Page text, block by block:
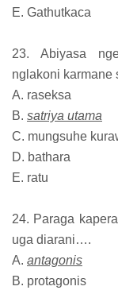
E. Gathutkaca
23. Abiyasa
nglakoni
A. raseksa
B. satriya utama
C. mungsuhe
D. bathara
E. ratu
24. Paraga
uga diarani….
A. antagonis
B. protagonis